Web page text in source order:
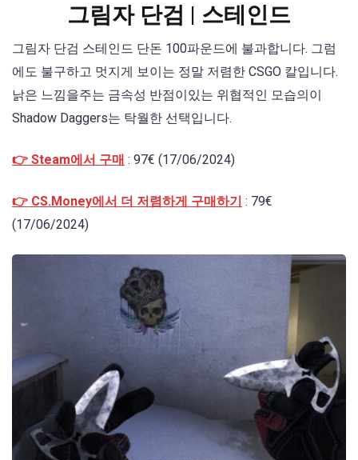
그림자 단검 | 스테인드
그림자 단검 스테인드 단돈 100파운드에 불과합니다. 그럼
에도 불구하고 멋지게 보이는 정말 저렴한 CSGO 칼입니다.
낡은 느낌을주는 금속성 반점이있는 위협적인 모습의이
Shadow Daggers는 탁월한 선택입니다.
👉 Steam에서 구매 : 97€ (17/06/2024)
👉 CS.Money에서 더 저렴하게 구매하기 : 79€
(17/06/2024)